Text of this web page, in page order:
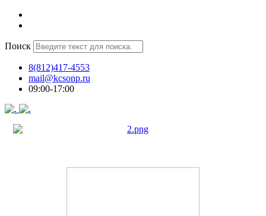
Поиск
8(812)417-4553
mail@kcsonp.ru
09:00-17:00